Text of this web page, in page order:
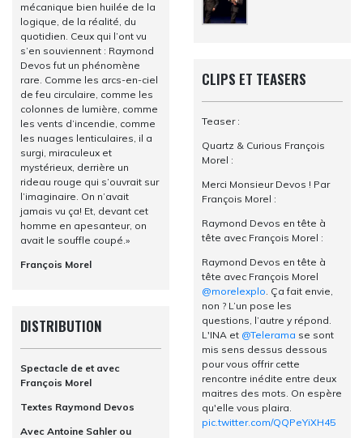
mécanique bien huilée de la
logique, de la réalité, du
quotidien. Ceux qui l’ont vu
s’en souviennent : Raymond
Devos fut un phénomène
rare. Comme les arcs-en-ciel
de feu circulaire, comme les
colonnes de lumière, comme
les vents d’incendie, comme
les nuages lenticulaires, il a
surgi, miraculeux et
mystérieux, derrière un
rideau rouge qui s’ouvrait sur
l’imaginaire. On n’avait
jamais vu ça! Et, devant cet
homme en apesanteur, on
avait le souffle coupé.»
François Morel
DISTRIBUTION
Spectacle de et avec
François Morel
Textes Raymond Devos
Avec Antoine Sahler ou
CLIPS ET TEASERS
Teaser :
Quartz & Curious François
Morel :
Merci Monsieur Devos ! Par
François Morel :
Raymond Devos en tête à
tête avec François Morel :
Raymond Devos en tête à
tête avec François Morel
@morelexplo. Ça fait envie,
non ? L’un pose les
questions, l’autre y répond.
L'INA et @Telerama se sont
mis sens dessus dessous
pour vous offrir cette
rencontre inédite entre deux
maitres des mots. On espère
qu'elle vous plaira.
pic.twitter.com/QQPeYiXH45